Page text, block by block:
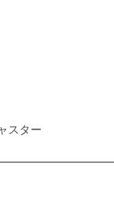
スター